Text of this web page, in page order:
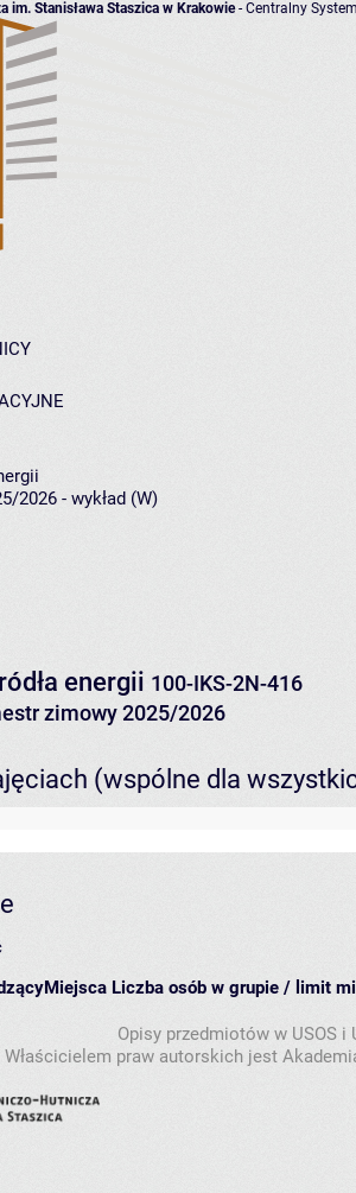
im. Stanisława Staszica w Krakowie- Centralny
2026 - wykład (W)
energii 100-IKS-2N-416
zimowy 2025/2026
(wspólne dla
Miejsca Liczba osób w grupie / limit
Opisy przedmiotów w USOS
Właścicielem praw autorskich jest